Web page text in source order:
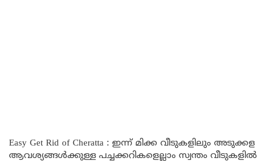
Easy Get Rid of Cheratta : ഇന്ന് മിക്ക വീടുകളിലും അടുക്കള
ആവശ്യങ്ങൾക്കുള്ള പച്ചക്കറികളെല്ലാം സ്വന്തം വീടുകളിൽ